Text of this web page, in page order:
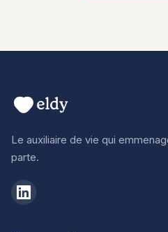
Le auxiliaire de vie qui
parte.